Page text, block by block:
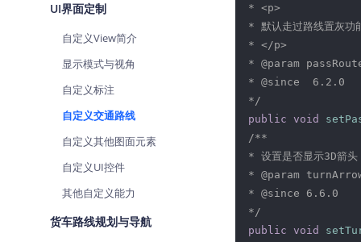
UI界面定制
自定义View简介
显示模式与视角
自定义标注
自定义交通路线
自定义其他图面元素
自定义UI控件
其他自定义能力
货车路线规划与导航
* <p>
* 默认走过路线置灰功
* </p>
* @param
* @since
  6.2.0
*/
public void
/**
* 设置是否显示3D箭头
* @param
* @since 6.6.0
*/
public void